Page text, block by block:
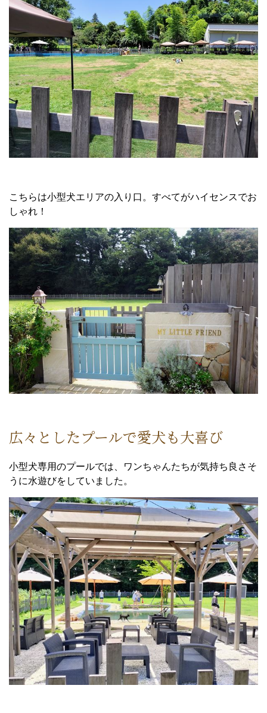
こちらは小型犬エリアの入り口。すべてがハイセンスでお
しゃれ！
広々としたプールで愛犬も大喜び
小型犬専用のプールでは、ワンちゃんたちが気持ち良さそ
うに水遊びをしていました。